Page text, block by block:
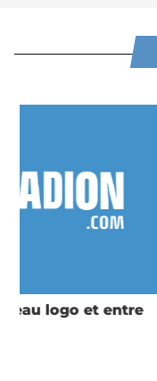
Vredestein 20 km
Daguinos est